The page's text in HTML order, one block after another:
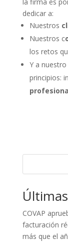
dedicar a:
Nuestros
Nuestros c
los retos
Y a
principios:
COVAP
facturación
más que el